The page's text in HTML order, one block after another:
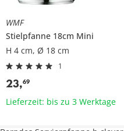
WMF
Stielpfanne 18cm Mini
H 4 cm, Ø 18 cm
1
23,69
Lieferzeit: bis zu 3 Werktage